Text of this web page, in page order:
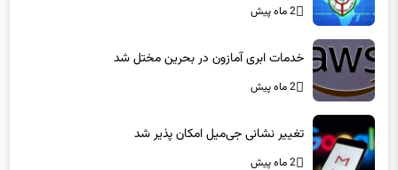
2 ماه پیش
خدمات ابری آمازون در بحرین مختل شد
2 ماه پیش
تغییر نشانی جی‌میل امکان پذیر شد
2 ماه پیش